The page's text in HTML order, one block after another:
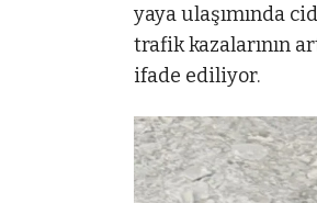
yaya ulaşımında
trafik kazalarının
ifade ediliyor.